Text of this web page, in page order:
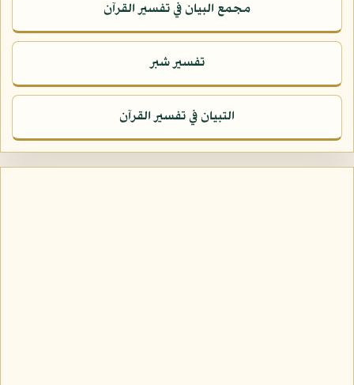
مجمع البيان في تفسير القرآن
تفسير شبر
التبيان في تفسير القرآن